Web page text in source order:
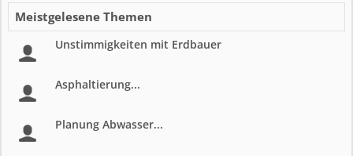
Meistgelesene Themen
Unstimmigkeiten mit Erdbauer
Asphaltierung...
Planung Abwasser...